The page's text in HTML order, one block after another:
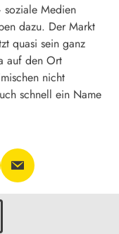
soziale Medien
dazu. Der Markt
quasi sein ganz
auf den Ort
nicht
schnell ein Name